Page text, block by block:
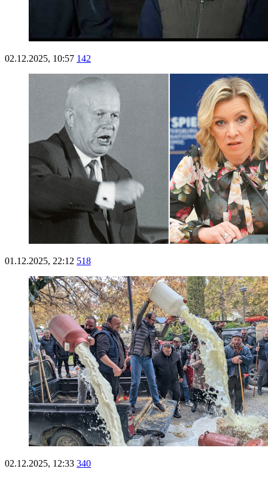
02.12.2025, 10:57 142
01.12.2025, 22:12 518
02.12.2025, 12:33 340